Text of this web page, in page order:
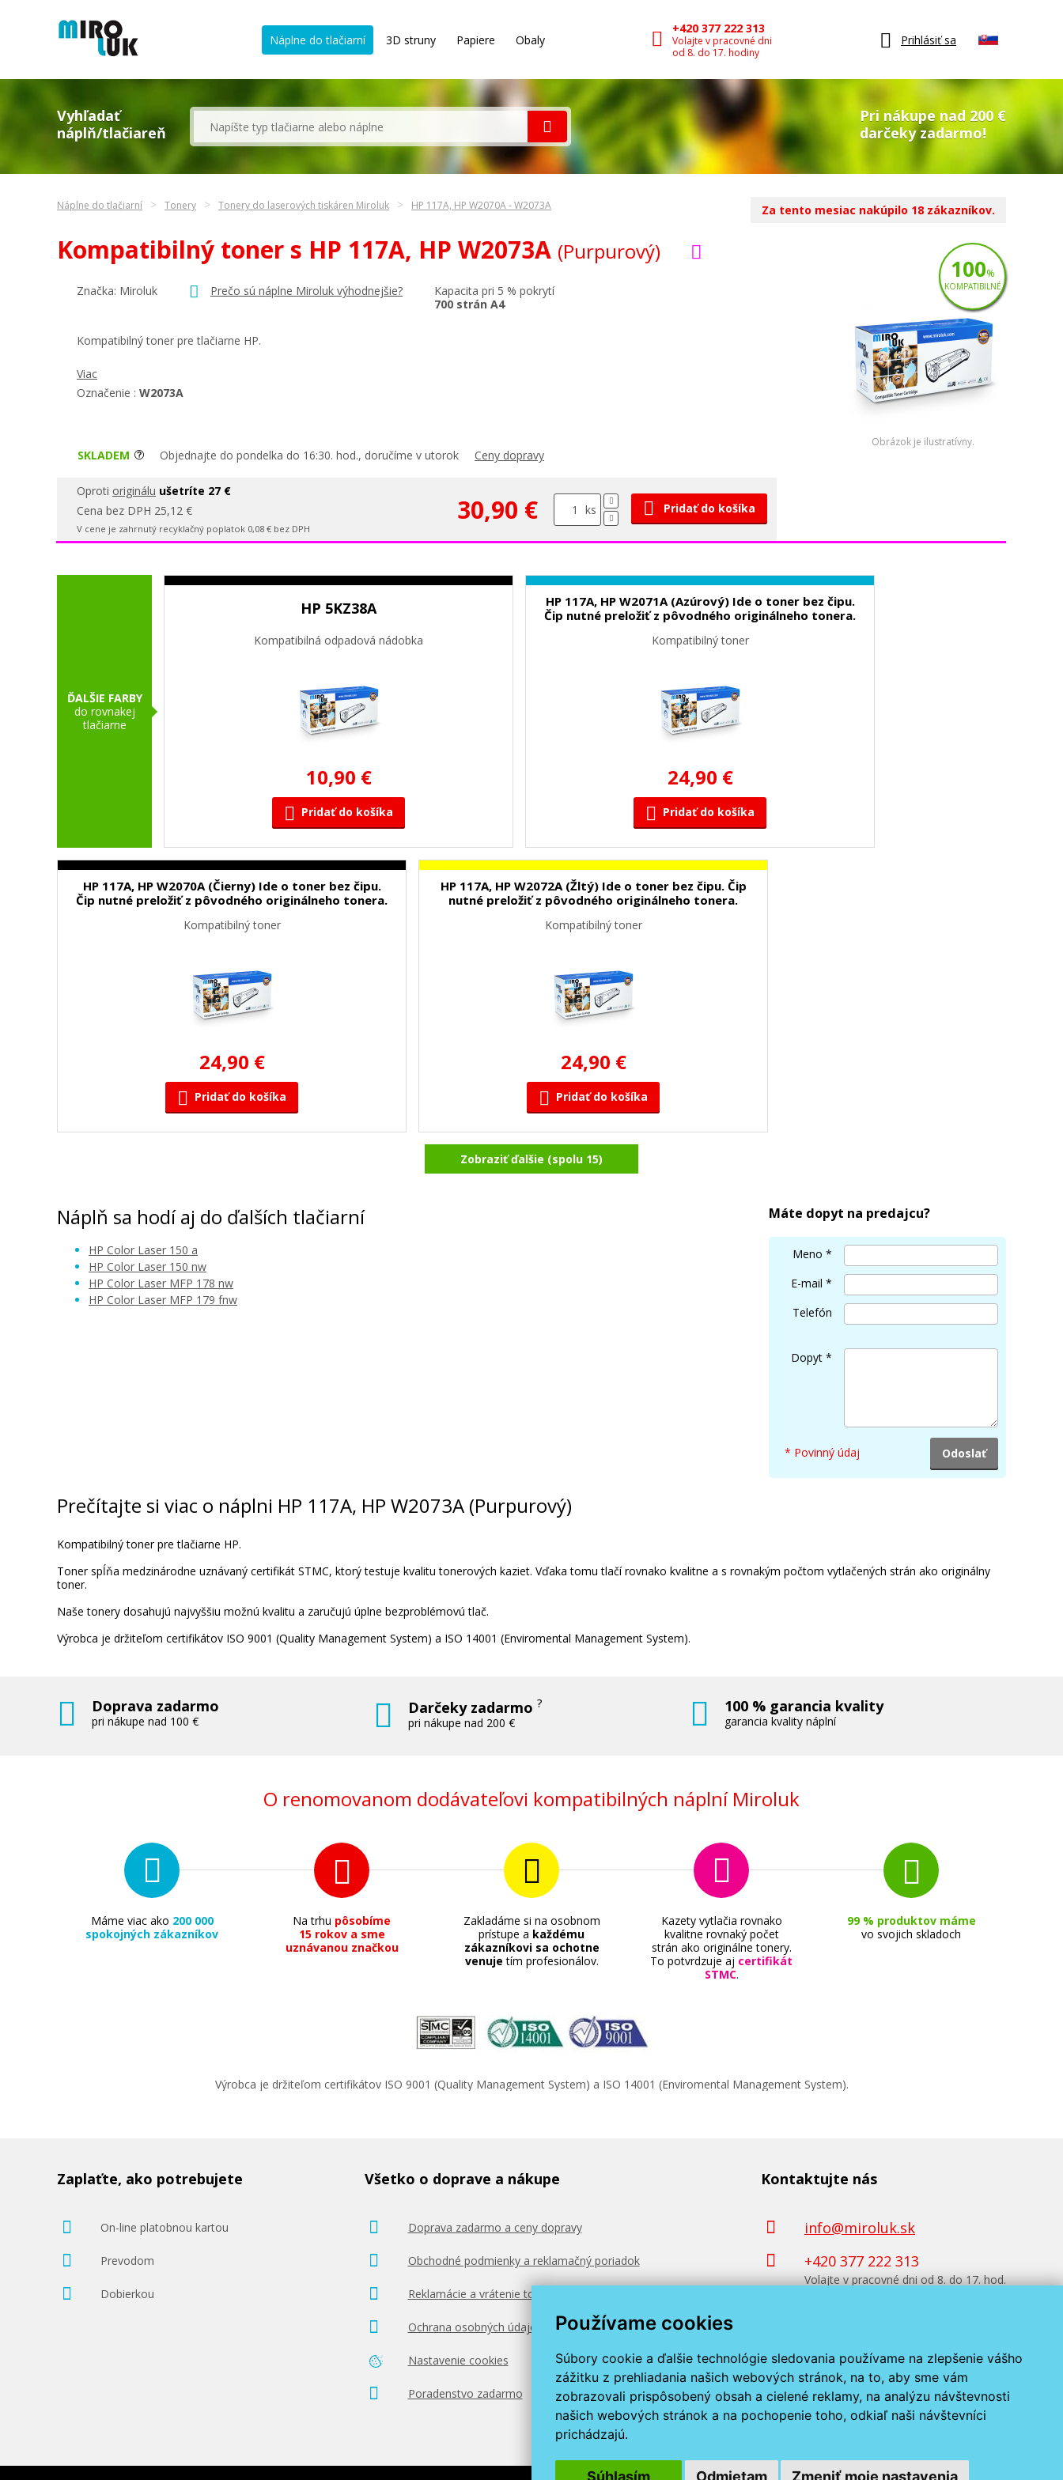
Používame cookies
Súbory cookie a ďalšie technológie sledovania používame na zlepšenie vášho
zážitku z prehliadania našich webových stránok, na to, aby sme vám
zobrazovali prispôsobený obsah a cielené reklamy, na analýzu návštevnosti
našich webových stránok a na pochopenie toho, odkiaľ naši návštevníci
prichádzajú.
Súhlasím Odmietam Zmeniť moje nastavenia
Náplne do tlačiarní 3D struny Papiere Obaly
+420 377 222 313
Volajte v pracovné dni
od 8. do 17. hodiny
Prihlásiť sa
Vyhľadať
náplň/tlačiareň
Pri nákupe nad 200 €
darčeky zadarmo!
Náplne do tlačiarní Tonery Tonery do laserových tiskáren Miroluk HP 117A, HP W2070A - W2073A
Kompatibilný toner s HP 117A, HP W2073A (Purpurový)
Značka: Miroluk Prečo sú náplne Miroluk výhodnejšie?
Kapacita pri 5 % pokrytí
700 strán A4
Kompatibilný toner pre tlačiarne HP.
Viac
Označenie : W2073A
SKLADEM Objednajte do pondelka do 16:30. hod., doručíme v utorok Ceny dopravy
Oproti originálu ušetríte 27 €
Cena bez DPH 25,12 €
V cene je zahrnutý recyklačný poplatok 0,08 € bez DPH
30,90 € ks Pridať do košíka
Obrázok je ilustratívny.
100%
KOMPATIBILNÉ
Za tento mesiac nakúpilo 18 zákazníkov.
ĎALŠIE FARBY
do rovnakej
tlačiarne
HP 5KZ38A
Kompatibilná odpadová nádobka
10,90 €
Pridať do košíka
HP 117A, HP W2071A (Azúrový) Ide o toner bez čipu.
Čip nutné preložiť z pôvodného originálneho tonera.
Kompatibilný toner
24,90 €
Pridať do košíka
HP 117A, HP W2070A (Čierny) Ide o toner bez čipu.
Čip nutné preložiť z pôvodného originálneho tonera.
Kompatibilný toner
24,90 €
Pridať do košíka
HP 117A, HP W2072A (Žltý) Ide o toner bez čipu. Čip
nutné preložiť z pôvodného originálneho tonera.
Kompatibilný toner
24,90 €
Pridať do košíka
Kompatibilný toner
HP 117A, HP W2072A (Žltý)
Kompatibilný toner
30,90 €
30,90 € 57,90 €
Originálna odpadová nádobka HP 5KZ38A
51,90 € 57,90 €
Pridať do košíka
57,90 €
Pridať do košíka
Originálny fotovalec HP 120A, HP W1120A
(fotovalec)
Pridať do košíka
Zobraziť ďalšie (spolu 15)
Náplň sa hodí aj do ďalších tlačiarní
HP Color Laser 150 a
HP Color Laser 150 nw
HP Color Laser MFP 178 nw
HP Color Laser MFP 179 fnw
Máte dopyt na predajcu?
Meno *
E-mail *
Telefón
Dopyt *
* Povinný údaj
Prečítajte si viac o náplni HP 117A, HP W2073A (Purpurový)
Kompatibilný toner pre tlačiarne HP.
Toner spĺňa medzinárodne uznávaný certifikát STMC, ktorý testuje kvalitu tonerových kaziet. Vďaka tomu tlačí rovnako kvalitne a s rovnakým počtom vytlačených strán ako originálny
toner.
Naše tonery dosahujú najvyššiu možnú kvalitu a zaručujú úplne bezproblémovú tlač.
Výrobca je držiteľom certifikátov ISO 9001 (Quality Management System) a ISO 14001 (Enviromental Management System).
Doprava zadarmo
pri nákupe nad 100 €
Darčeky zadarmo?
pri nákupe nad 200 €
100 % garancia kvality
garancia kvality náplní
O renomovanom dodávateľovi kompatibilných náplní Miroluk
Máme viac ako 200 000
spokojných zákazníkov
Na trhu pôsobíme
15 rokov a sme
uznávanou značkou
Zakladáme si na osobnom
prístupe a každému
zákazníkovi sa ochotne
venuje tím profesionálov.
Kazety vytlačia rovnako
kvalitne rovnaký počet
strán ako originálne tonery.
To potvrdzuje aj certifikát
STMC.
99 % produktov máme
vo svojich skladoch
Výrobca je držiteľom certifikátov ISO 9001 (Quality Management System) a ISO 14001 (Enviromental Management System).
Zaplaťte, ako potrebujete
On-line platobnou kartou
Prevodom
Dobierkou
Všetko o doprave a nákupe
Doprava zadarmo a ceny dopravy
Obchodné podmienky a reklamačný poriadok
Reklamácie a vrátenie tovaru
Ochrana osobných údajov
Nastavenie cookies
Poradenstvo zadarmo
Kontaktujte nás
info@miroluk.sk
+420 377 222 313
Volajte v pracovné dni od 8. do 17. hod.